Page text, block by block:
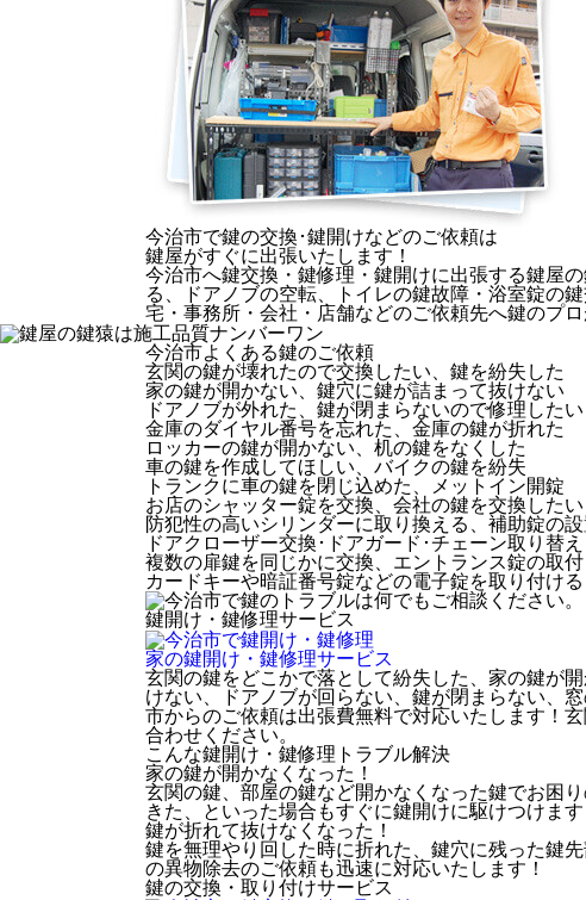
今治市で鍵の交換･鍵開けなどのご依頼は
鍵屋がすぐに出張いたします！
今治市へ鍵交換・鍵修理・鍵開けに出張する鍵屋
る、ドアノブの空転、トイレの鍵故障・浴室錠の
宅・事務所・会社・店舗などのご依頼先へ鍵のプロ
今治市よくある鍵のご依頼
玄関の鍵が壊れたので交換したい、鍵を紛失した
家の鍵が開かない、鍵穴に鍵が詰まって抜けない
ドアノブが外れた、鍵が閉まらないので修理したい
金庫のダイヤル番号を忘れた、金庫の鍵が折れた
ロッカーの鍵が開かない、机の鍵をなくした
車の鍵を作成してほしい、バイクの鍵を紛失
トランクに車の鍵を閉じ込めた、メットイン開錠
お店のシャッター錠を交換、会社の鍵を交換したい
防犯性の高いシリンダーに取り換える、補助錠の設
ドアクローザー交換･ドアガード･チェーン取り替え
複数の扉鍵を同じかに交換、エントランス錠の取付
カードキーや暗証番号錠などの電子錠を取り付ける
鍵開け・鍵修理サービス
家の鍵開け・鍵修理サービス
玄関の鍵をどこかで落として紛失した、家の鍵が
けない、ドアノブが回らない、鍵が閉まらない、
市からのご依頼は出張費無料で対応いたします！
合わせください。
こんな鍵開け・鍵修理トラブル解決
家の鍵が開かなくなった！
玄関の鍵、部屋の鍵など開かなくなった鍵でお困
きた、といった場合もすぐに鍵開けに駆けつけま
鍵が折れて抜けなくなった！
鍵を無理やり回した時に折れた、鍵穴に残った鍵
の異物除去のご依頼も迅速に対応いたします！
鍵の交換・取り付けサービス